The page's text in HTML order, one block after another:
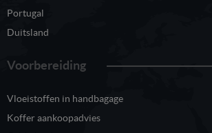
Portugal
Duitsland
Voorbereiding
Vloeistoffen in handbagage
Koffer aankoopadvies